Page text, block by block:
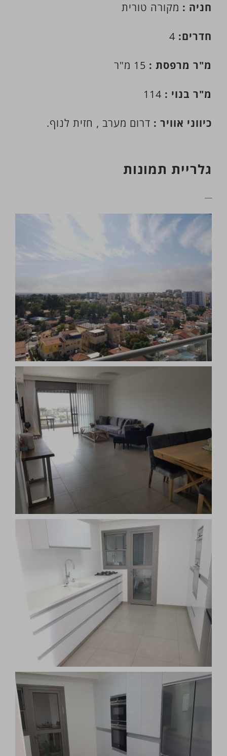
חניה : מקורה טורית
חדרים: 4
מ"ר מרפסת :
מ"ר בנוי :
כיווני אוויר : דרום מערב , חזית לנוף.
גלריית תמונות